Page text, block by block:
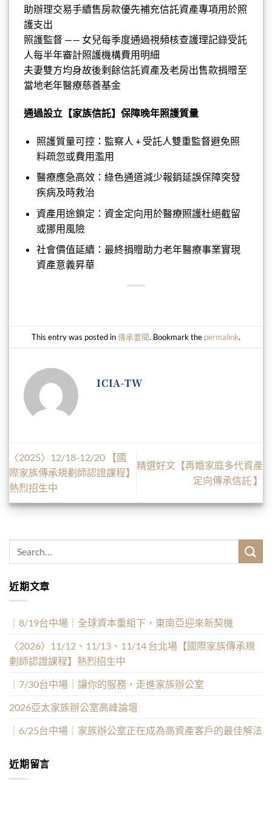
助辦理交易手續售房款優先補充信託資產專項用於照
護支出
照護監督 —— 女兒每季度通過視頻核查護理記錄受託
人每半年審計照護機構費用明細
夫妻雙方均身故後剩餘信託資產及老房出售款捐贈至
當地老年醫療慈善基金
通過設立【家族信託】保障晚年照護質量
照護質量可控：監察人 + 受託人雙重監督避免照
料疏忽或費用濫用
醫療應急高效：綠色通道減少報銷延誤保障突發
疾病及時救治
資產用途鎖定：資金定向用於醫療照護杜絕截留
或挪用風險
社會價值延續：最終捐贈助力老年醫療事業實現
資產意義昇華
This entry was posted in傳承要聞. Bookmark the permalink.
ICIA-TW
〈2025〉12/18-12/20 【國
際家族傳承規劃師認證課程】
熱烈招生中
精選好文【再婚家庭多代資產
定向傳承信託 】
近期文章
｜8/19台中場｜全球資本重組下，東南亞迎來新契機
〈2026〉11/12、11/13、11/14 台北場【國際家族傳承規
劃師認證課程】熱烈招生中
｜7/30台中場｜讓你的服務，走進家族辦公室
2026亞太家族辦公室高峰論壇
｜6/25台中場｜家族辦公室正在成為高資產客戶的最佳解法
近期留言